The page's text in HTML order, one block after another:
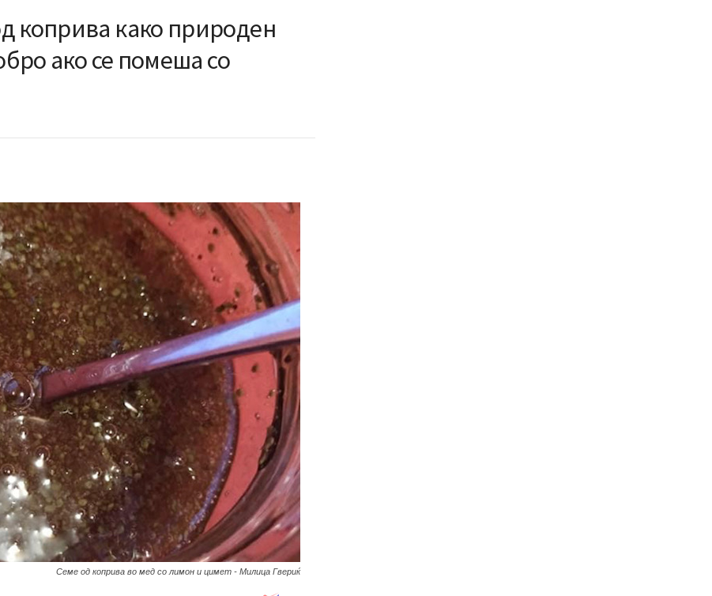
коприва како природен
ако се помеша со
Семе од коприва во мед со лимон и цимет - Милица Гвериќ